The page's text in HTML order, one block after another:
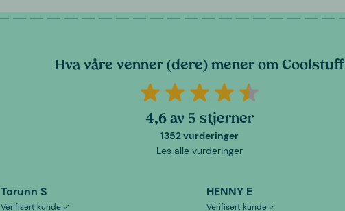
Hva våre venner (dere) mener om Coolstuff
4,6 av 5 stjerner
1352 vurderinger
Les alle vurderinger
Torunn S
Verifisert kunde
HENNY E
Verifisert kunde